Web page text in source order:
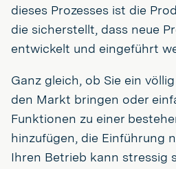
dieses Prozesses ist die
die sicherstellt, dass neue
entwickelt und eingeführt
Ganz gleich, ob Sie ein
den Markt bringen oder
Funktionen zu einer
hinzufügen, die Einführung
Ihren Betrieb kann stressig